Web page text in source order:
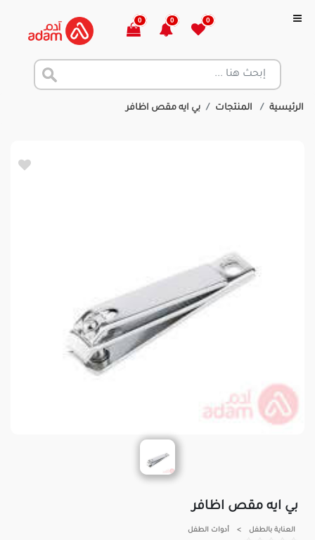
0
0
0
الرئيسية المنتجات بي ايه مقص اظافر
بي ايه مقص اظافر
العناية بالطفل > أدوات الطفل